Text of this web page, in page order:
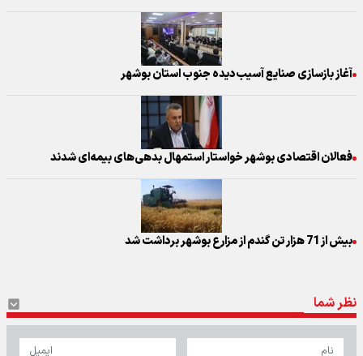
آغاز بازسازی صنایع آسیب‌دیده جنوب استان بوشهر
فعالان اقتصادی بوشهر خواستار استمهال بدهی‌های بیمه‌ای شدند
بیش از 71 هزار تن گندم از مزارع بوشهر برداشت شد
نظر شما